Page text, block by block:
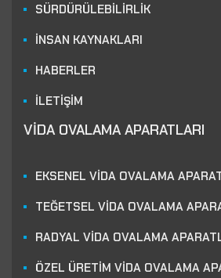
SÜRDÜRÜLEBİLİRLİK
İNSAN KAYNAKLARI
HABERLER
İLETİŞİM
VİDA OVALAMA APARATLARI
EKSENEL VİDA OVALAMA
TEĞETSEL VİDA OVALAMA
RADYAL VİDA OVALAMA
ÖZEL ÜRETİM VİDA OVALAMA